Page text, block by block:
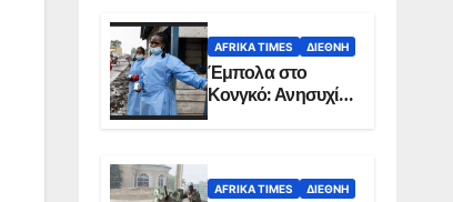
Σομαλία
AFRIKA TIMES ΔΙΕΘΝΉ
Έμπολα στο
Κονγκό: Ανησυχία
για τη μεγάλη
AFRIKA TIMES ΔΙΕΘΝΉ